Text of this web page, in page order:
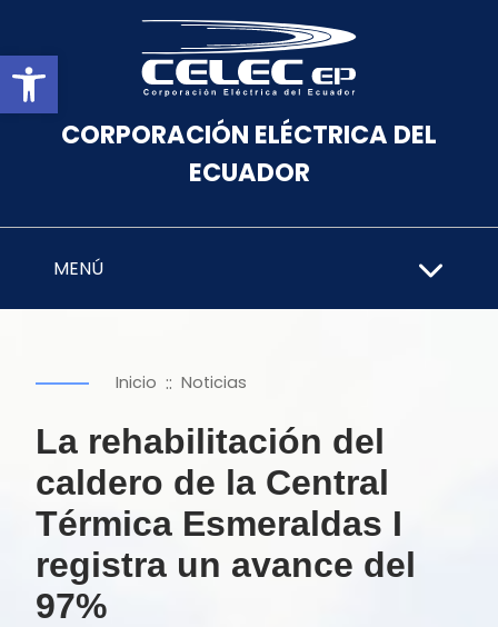
Abrir barra de herramientas
CORPORACIÓN ELÉCTRICA DEL
ECUADOR
MENÚ
Inicio :: Noticias
La rehabilitación del
caldero de la Central
Térmica Esmeraldas I
registra un avance del
97%